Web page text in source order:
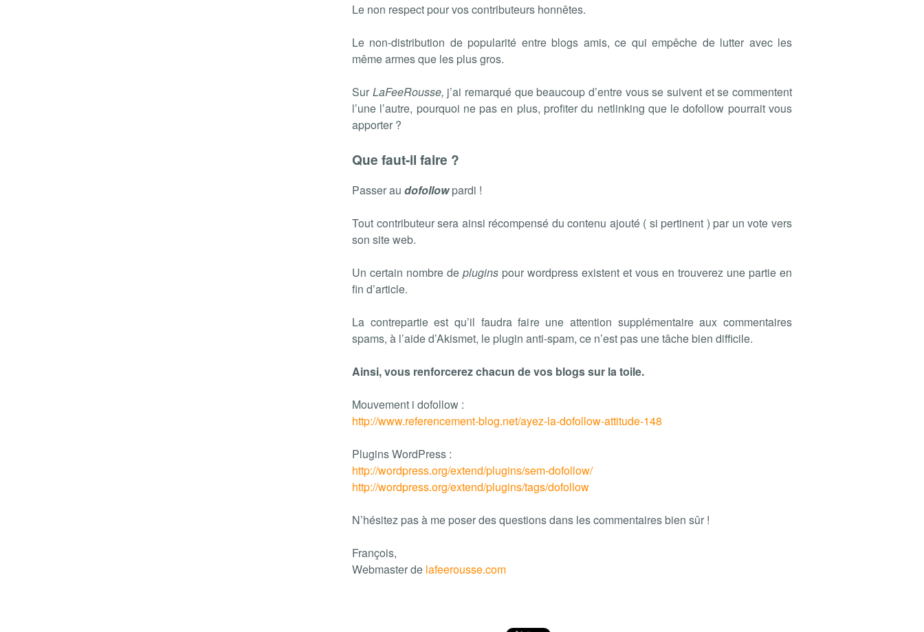
Le non respect pour vos contributeurs honnêtes.
Le non-distribution de popularité entre blogs amis, ce qui empêche de lutter avec les
même armes que les plus gros.
Sur LaFeeRousse, j’ai remarqué que beaucoup d’entre vous se suivent et se commentent
l’une l’autre, pourquoi ne pas en plus, profiter du netlinking que le dofollow pourrait vous
apporter ?
Que faut-il faire ?
Passer au dofollowpardi !
Tout contributeur sera ainsi récompensé du contenu ajouté ( si pertinent ) par un vote vers
son site web.
Un certain nombre de plugins pour wordpress existent et vous en trouverez une partie en
fin d’article.
La contrepartie est qu’il faudra faire une attention supplémentaire aux commentaires
spams, à l’aide d’Akismet, le plugin anti-spam, ce n’est pas une tâche bien difficile.
Ainsi, vous renforcerez chacun de vos blogs sur la toile.
Mouvement i dofollow :
http://www.referencement-blog.net/ayez-la-dofollow-attitude-148
Plugins WordPress :
http://wordpress.org/extend/plugins/sem-dofollow/
http://wordpress.org/extend/plugins/tags/dofollow
N’hésitez pas à me poser des questions dans les commentaires bien sûr !
François,
Webmaster de lafeerousse.com